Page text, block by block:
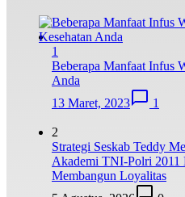
1
Beberapa Manfaat Infus
Anda
13 Maret, 2023
1
2
Strategi Seskab Teddy
Akademi TNI-Polri 2011
Membangun Loyalitas